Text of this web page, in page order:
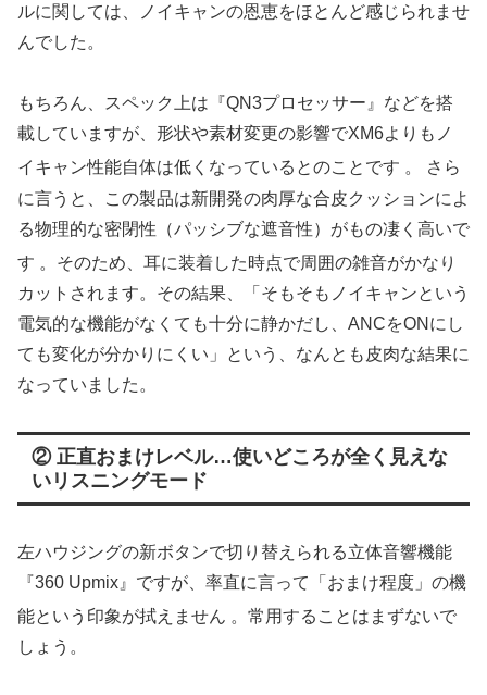
ルに関しては、ノイキャンの恩恵をほとんど感じられませ
んでした。
もちろん、スペック上は『QN3プロセッサー』などを搭
載していますが、形状や素材変更の影響でXM6よりもノ
イキャン性能自体は低くなっているとのことです 。 さら
に言うと、この製品は新開発の肉厚な合皮クッションによ
る物理的な密閉性（パッシブな遮音性）がもの凄く高いで
す 。そのため、耳に装着した時点で周囲の雑音がかなり
カットされます。その結果、「そもそもノイキャンという
電気的な機能がなくても十分に静かだし、ANCをONにし
ても変化が分かりにくい」という、なんとも皮肉な結果に
なっていました。
② 正直おまけレベル…使いどころが全く見えな
いリスニングモード
左ハウジングの新ボタンで切り替えられる立体音響機能
『360 Upmix』ですが、率直に言って「おまけ程度」の機
能という印象が拭えません 。常用することはまずないで
しょう。